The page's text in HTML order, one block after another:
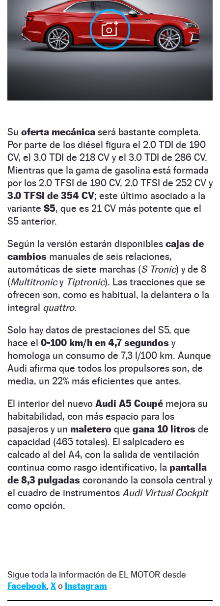
Su oferta mecánica será bastante completa.
Por parte de los diésel figura el 2.0 TDI de 190
CV, el 3.0 TDI de 218 CV y el 3.0 TDI de 286 CV.
Mientras que la gama de gasolina está formada
por los 2.0 TFSI de 190 CV, 2.0 TFSI de 252 CV y
3.0 TFSI de 354 CV; este último asociado a la
variante S5, que es 21 CV más potente que el
S5 anterior.
Según la versión estarán disponibles cajas de
cambios manuales de seis relaciones,
automáticas de siete marchas (S Tronic) y de 8
(Multitronicy Tiptronic). Las tracciones que se
ofrecen son, como es habitual, la delantera o la
integral quattro.
Solo hay datos de prestaciones del S5, que
hace el 0-100 km/h en 4,7 segundos y
homologa un consumo de 7,3 l/100 km. Aunque
Audi afirma que todos los propulsores son, de
media, un 22% más eficientes que antes.
El interior del nuevo Audi A5 Coupé mejora su
habitabilidad, con más espacio para los
pasajeros y un maletero que gana 10 litros de
capacidad (465 totales). El salpicadero es
calcado al del A4, con la salida de ventilación
continua como rasgo identificativo, la pantalla
de 8,3 pulgadas coronando la consola central y
el cuadro de instrumentos Audi Virtual Cockpit
como opción.
Sigue toda la información de EL MOTOR desde
Facebook, Xo Instagram